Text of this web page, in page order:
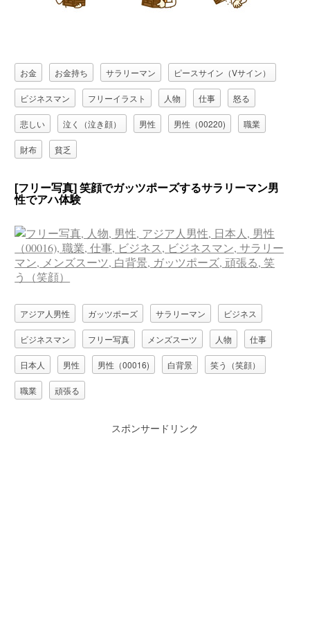
お金 お金持ち サラリーマン ピースサイン（Vサイン）
ビジネスマン フリーイラスト 人物 仕事 怒る
悲しい 泣く（泣き顔） 男性 男性（00220) 職業
財布 貧乏
[フリー写真] 笑顔でガッツポーズするサラリーマン男
性でアハ体験
アジア人男性 ガッツポーズ サラリーマン ビジネス
ビジネスマン フリー写真 メンズスーツ 人物 仕事
日本人 男性 男性（00016) 白背景 笑う（笑顔）
職業 頑張る
スポンサードリンク